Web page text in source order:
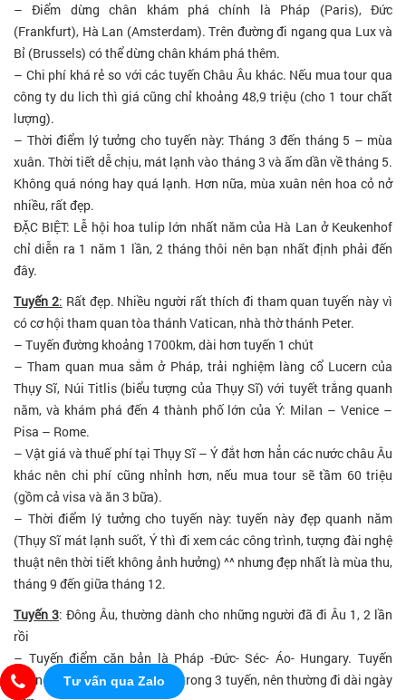
– Điểm dừng chân khám phá chính là Pháp (Paris), Đức
(Frankfurt), Hà Lan (Amsterdam). Trên đường đi ngang qua Lux và
Bỉ (Brussels) có thể dừng chân khám phá thêm.
– Chi phí khá rẻ so với các tuyến Châu Âu khác. Nếu mua tour qua
công ty du lich thì giá cũng chỉ khoảng 48,9 triệu (cho 1 tour chất
lượng).
– Thời điểm lý tưởng cho tuyến này: Tháng 3 đến tháng 5 – mùa
xuân. Thời tiết dễ chịu, mát lạnh vào tháng 3 và ấm dần về tháng 5.
Không quá nóng hay quá lạnh. Hơn nữa, mùa xuân nên hoa cỏ nở
nhiều, rất đẹp.
ĐẶC BIỆT: Lễ hội hoa tulip lớn nhất năm của Hà Lan ở Keukenhof
chỉ diễn ra 1 năm 1 lần, 2 tháng thôi nên bạn nhất định phải đến
đây.
Tuyến 2: Rất đẹp. Nhiều người rất thích đi tham quan tuyến này vì
có cơ hội tham quan tòa thánh Vatican, nhà thờ thánh Peter.
– Tuyến đường khoảng 1700km, dài hơn tuyến 1 chút
– Tham quan mua sắm ở Pháp, trải nghiệm làng cổ Lucern của
Thụy Sĩ, Núi Titlis (biểu tượng của Thụy Sĩ) với tuyết trắng quanh
năm, và khám phá đến 4 thành phố lớn của Ý: Milan – Venice –
Pisa – Rome.
– Vật giá và thuế phí tại Thụy Sĩ – Ý đắt hơn hẳn các nước châu Âu
khác nên chi phí cũng nhỉnh hơn, nếu mua tour sẽ tầm 60 triệu
(gồm cả visa và ăn 3 bữa).
– Thời điểm lý tưởng cho tuyến này: tuyến này đẹp quanh năm
(Thụy Sĩ mát lạnh suốt, Ý thì đi xem các công trình, tượng đài nghệ
thuật nên thời tiết không ảnh hưởng) ^^ nhưng đẹp nhất là mùa thu,
tháng 9 đến giữa tháng 12.
Tuyến 3: Đông Âu, thường dành cho những người đã đi Âu 1, 2 lần
rồi
– Tuyến điểm căn bản là Pháp -Đức- Séc- Áo- Hungary. Tuyến
đường tầm 1900km. Dài nhất trong 3 tuyến, nên thường đi dài ngày
Tư vấn qua Zalo